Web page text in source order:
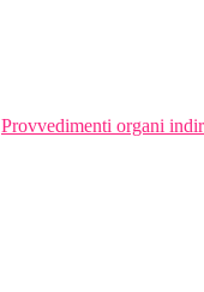
Provvedimenti organi